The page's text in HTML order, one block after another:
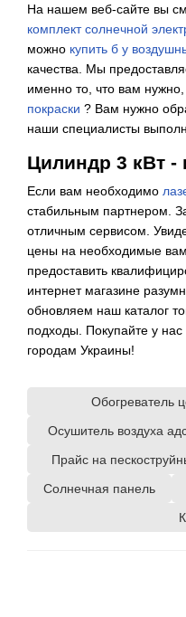
На нашем веб-сайте вы
комплект солнечной
можно купить б у
качества. Мы
именно то, что вам
покраски ? Вам нужно
наши специалисты
Цилиндр 3 кВт -
Если вам необходимо
стабильным партнером.
отличным сервисом.
цены на необходимые
предоставить
интернет магазине
обновляем наш каталог
подходы. Покупайте у
городам Украины!
Обогреватель
Осушитель воздуха
Прайс на
Солнечная панель